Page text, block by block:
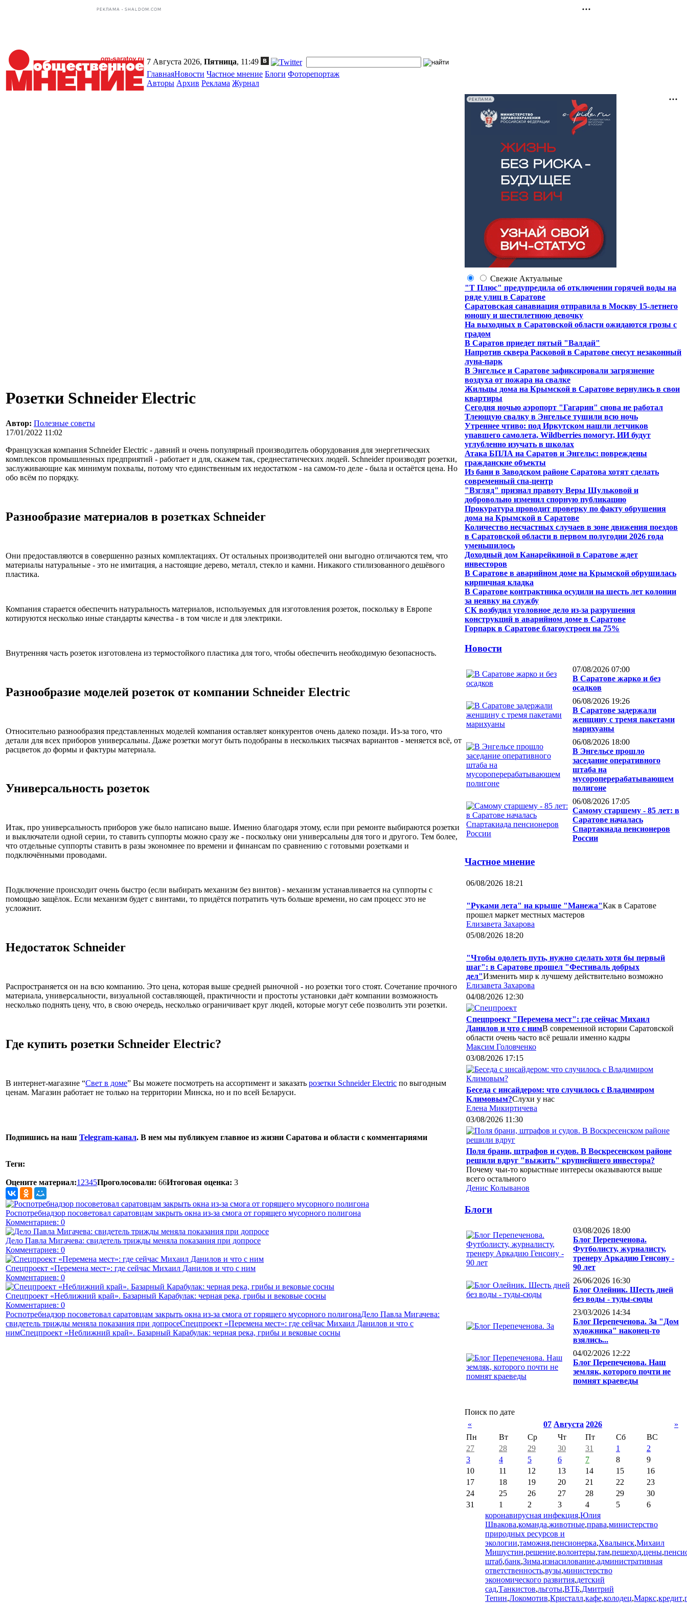
РЕКЛАМА • SHALDOM.COM
7 Августа 2026, Пятница, 11:49
ГлавнаяНовости Частное мнение Блоги Фоторепортаж
Авторы Архив Реклама Журнал
Розетки Schneider Electric
Автор: Полезные советы
17/01/2022 11:02
Французская компания Schneider Electric - давний и очень популярный производитель оборудования для энергетических
комплексов промышленных предприятий - работает и для, скажем так, среднестатических людей. Schneider производят розетки,
заслуживающие как минимум похвалы, потому что единственным их недостатком - на самом-то деле - была и остаётся цена. Но
обо всём по порядку.
Разнообразие материалов в розетках Schneider
Они предоставляются в совершенно разных комплектациях. От остальных производителей они выгодно отличаются тем, что
материалы натуральные - это не имитация, а настоящие дерево, металл, стекло и камни. Никакого стилизованного дешёвого
пластика.
Компания старается обеспечить натуральность материалов, используемых для изготовления розеток, поскольку в Европе
котируются несколько иные стандарты качества - в том числе и для электрики.
Внутренняя часть розеток изготовлена из термостойкого пластика для того, чтобы обеспечить необходимую безопасность.
Разнообразие моделей розеток от компании Schneider Electric
Относительно разнообразия представленных моделей компания оставляет конкурентов очень далеко позади. Из-за того, что
детали для всех приборов универсальны. Даже розетки могут быть подобраны в нескольких тысячах вариантов - меняется всё, от
расцветок до формы и фактуры материала.
Универсальность розеток
Итак, про универсальность приборов уже было написано выше. Именно благодаря этому, если при ремонте выбираются розетки
и выключатели одной серии, то ставить суппорты можно сразу же - поскольку они универсальны для того и другого. Тем более,
что отдельные суппорты ставить в разы экономнее по времени и финансам по сравнению с готовыми розетками и
подключёнными проводами.
Подключение происходит очень быстро (если выбирать механизм без винтов) - механизм устанавливается на суппорты с
помощью защёлок. Если механизм будет с винтами, то придётся потратить чуть больше времени, но сам процесс это не
усложнит.
Недостаток Schneider
Распространяется он на всю компанию. Это цена, которая выше средней рыночной - но розетки того стоят. Сочетание прочного
материала, универсальности, визуальной составляющей, практичности и простоты установки даёт компании возможность
несколько поднять цену, что, в свою очередь, несколько ограничивает круг людей, которые могут себе позволить эти розетки.
Где купить розетки Schneider Electric?
В интернет-магазине “Свет в доме” Вы можете посмотреть на ассортимент и заказать розетки Schneider Electric по выгодным
ценам. Магазин работает не только на территории Минска, но и по всей Беларуси.
Подпишись на наш Telegram-канал. В нем мы публикуем главное из жизни Саратова и области с комментариями
Теги:
Оцените материал:1 2345Проголосовали: 66Итоговая оценка: 3
Роспотребнадзор посоветовал саратовцам закрыть окна из-за смога от горящего мусорного полигона
Комментариев: 0
Дело Павла Мигачева: свидетель трижды меняла показания при допросе
Комментариев: 0
Спецпроект «Перемена мест»: где сейчас Михаил Данилов и что с ним
Комментариев: 0
Спецпроект «Неближний край». Базарный Карабулак: черная река, грибы и вековые сосны
Комментариев: 0
Роспотребнадзор посоветовал саратовцам закрыть окна из-за смога от горящего мусорного полигонаДело Павла Мигачева:
свидетель трижды меняла показания при допросеСпецпроект «Перемена мест»: где сейчас Михаил Данилов и что с
нимСпецпроект «Неближний край». Базарный Карабулак: черная река, грибы и вековые сосны
РЕКЛАМА
Свежие Актуальные
"Т Плюс" предупредила об отключении горячей воды на
ряде улиц в Саратове
Саратовская санавиация отправила в Москву 15-летнего
юношу и шестилетнюю девочку
На выходных в Саратовской области ожидаются грозы с
градом
В Саратов приедет пятый "Валдай"
Напротив сквера Расковой в Саратове снесут незаконный
луна-парк
В Энгельсе и Саратове зафиксировали загрязнение
воздуха от пожара на свалке
Жильцы дома на Крымской в Саратове вернулись в свои
квартиры
Сегодня ночью аэропорт "Гагарин" снова не работал
Тлеющую свалку в Энгельсе тушили всю ночь
Утреннее чтиво: под Иркутском нашли летчиков
упавшего самолета, Wildberries помогут, ИИ будут
углубленно изучать в школах
Атака БПЛА на Саратов и Энгельс: повреждены
гражданские объекты
Из бани в Заводском районе Саратова хотят сделать
современный спа-центр
"Взгляд" признал правоту Веры Шульковой и
добровольно изменил спорную публикацию
Прокуратура проводит проверку по факту обрушения
дома на Крымской в Саратове
Количество несчастных случаев в зоне движения поездов
в Саратовской области в первом полугодии 2026 года
уменьшилось
Доходный дом Канарейкиной в Саратове ждет
инвесторов
В Саратове в аварийном доме на Крымской обрушилась
кирпичная кладка
В Саратове контрактника осудили на шесть лет колонии
за неявку на службу
СК возбудил уголовное дело из-за разрушения
конструкций в аварийном доме в Саратове
Горпарк в Саратове благоустроен на 75%
Новости
07/08/2026 07:00
В Саратове жарко и без
осадков
06/08/2026 19:26
В Саратове задержали
женщину с тремя пакетами
марихуаны
06/08/2026 18:00
В Энгельсе прошло
заседание оперативного
штаба на
мусороперерабатывающем
полигоне
06/08/2026 17:05
Самому старшему - 85 лет: в
Саратове началась
Спартакиада пенсионеров
России
Частное мнение
06/08/2026 18:21
"Руками лета" на крыше "Манежа"Как в Саратове
прошел маркет местных мастеров
Елизавета Захарова
05/08/2026 18:20
"Чтобы одолеть путь, нужно сделать хотя бы первый
шаг": в Саратове прошел "Фестиваль добрых
дел"Изменить мир к лучшему действительно возможно
Елизавета Захарова
04/08/2026 12:30
Спецпроект "Перемена мест": где сейчас Михаил
Данилов и что с нимВ современной истории Саратовской
области очень часто всё решали именно кадры
Максим Головченко
03/08/2026 17:15
Беседа с инсайдером: что случилось с Владимиром
Климовым?Слухи у нас
Елена Микиртичева
03/08/2026 11:30
Поля брани, штрафов и судов. В Воскресенском районе
решили вдруг "выжить" крупнейшего инвестора?
Почему чьи-то корыстные интересы оказываются выше
всего остального
Денис Колыванов
Блоги
03/08/2026 18:00
Блог Перепеченова.
Футболисту, журналисту,
тренеру Аркадию Генсону -
90 лет
26/06/2026 16:30
Блог Олейник. Шесть дней
без воды - туды-сюды
23/03/2026 14:34
Блог Перепеченова. За "Дом
художника" наконец-то
взялись...
04/02/2026 12:22
Блог Перепеченова. Наш
земляк, которого почти не
помнят краеведы
Поиск по дате
«
07 Августа 2026
»
Пн
Вт Ср Чт Пт Сб
ВС
27
28 29 30 31 1
2
3
4 5 6 7 8
9
10
11 12 13 14 15
16
17
18 19 20 21 22
23
24
25 26 27 28 29
30
31
1 2 3 4 5
6
коронавирусная инфекция,Юлия
Швакова,команда,животные,права,министерство
природных ресурсов и
экологии,таможня,пенсионерка,Хвалынск,Михаил
Мишустин,решение,волонтеры,там,пешеход,цены,
штаб,банк,Зима,изнасилование,административная
ответственность,вузы,министерство
экономического развития,детский
сад,Танкистов,льготы,ВТБ,Дмитрий
Тепин,Локомотив,Кристалл,кафе,колодец,Маркс,кредит,